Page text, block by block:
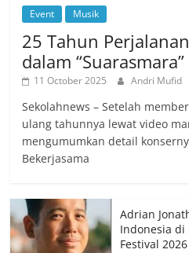
Event Musik
25 Tahun
dalam “Suarasmara”
11 October 2025 Andri Mufid
Sekolahnews – Setelah
ulang tahunnya lewat video
mengumumkan detail
Bekerjasama
Adrian
Indonesia di
Festival 2026